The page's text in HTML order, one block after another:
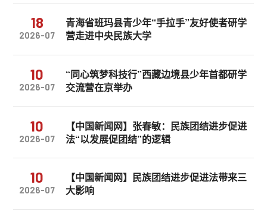
18
2026-07
青海省班玛县青少年“手拉手”友好使者研学
营走进中央民族大学
10
2026-07
“同心筑梦科技行”西藏边境县少年首都研学
交流营在京举办
10
2026-07
【中国新闻网】张春敏：民族团结进步促进
法“以发展促团结”的逻辑
10
2026-07
【中国新闻网】民族团结进步促进法带来三
大影响